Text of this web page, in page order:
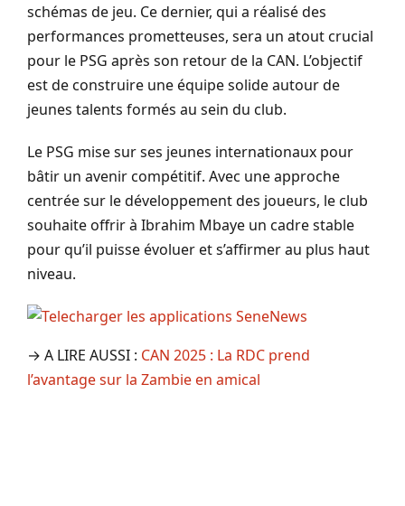
schémas de jeu. Ce dernier, qui a réalisé des
performances prometteuses, sera un atout crucial
pour le PSG après son retour de la CAN. L’objectif
est de construire une équipe solide autour de
jeunes talents formés au sein du club.
Le PSG mise sur ses jeunes internationaux pour
bâtir un avenir compétitif. Avec une approche
centrée sur le développement des joueurs, le club
souhaite offrir à Ibrahim Mbaye un cadre stable
pour qu’il puisse évoluer et s’affirmer au plus haut
niveau.
→ A LIRE AUSSI : CAN 2025 : La RDC prend
l’avantage sur la Zambie en amical